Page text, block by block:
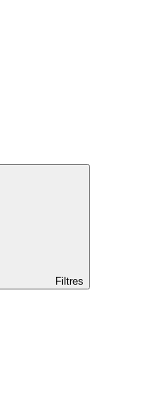
Filtres